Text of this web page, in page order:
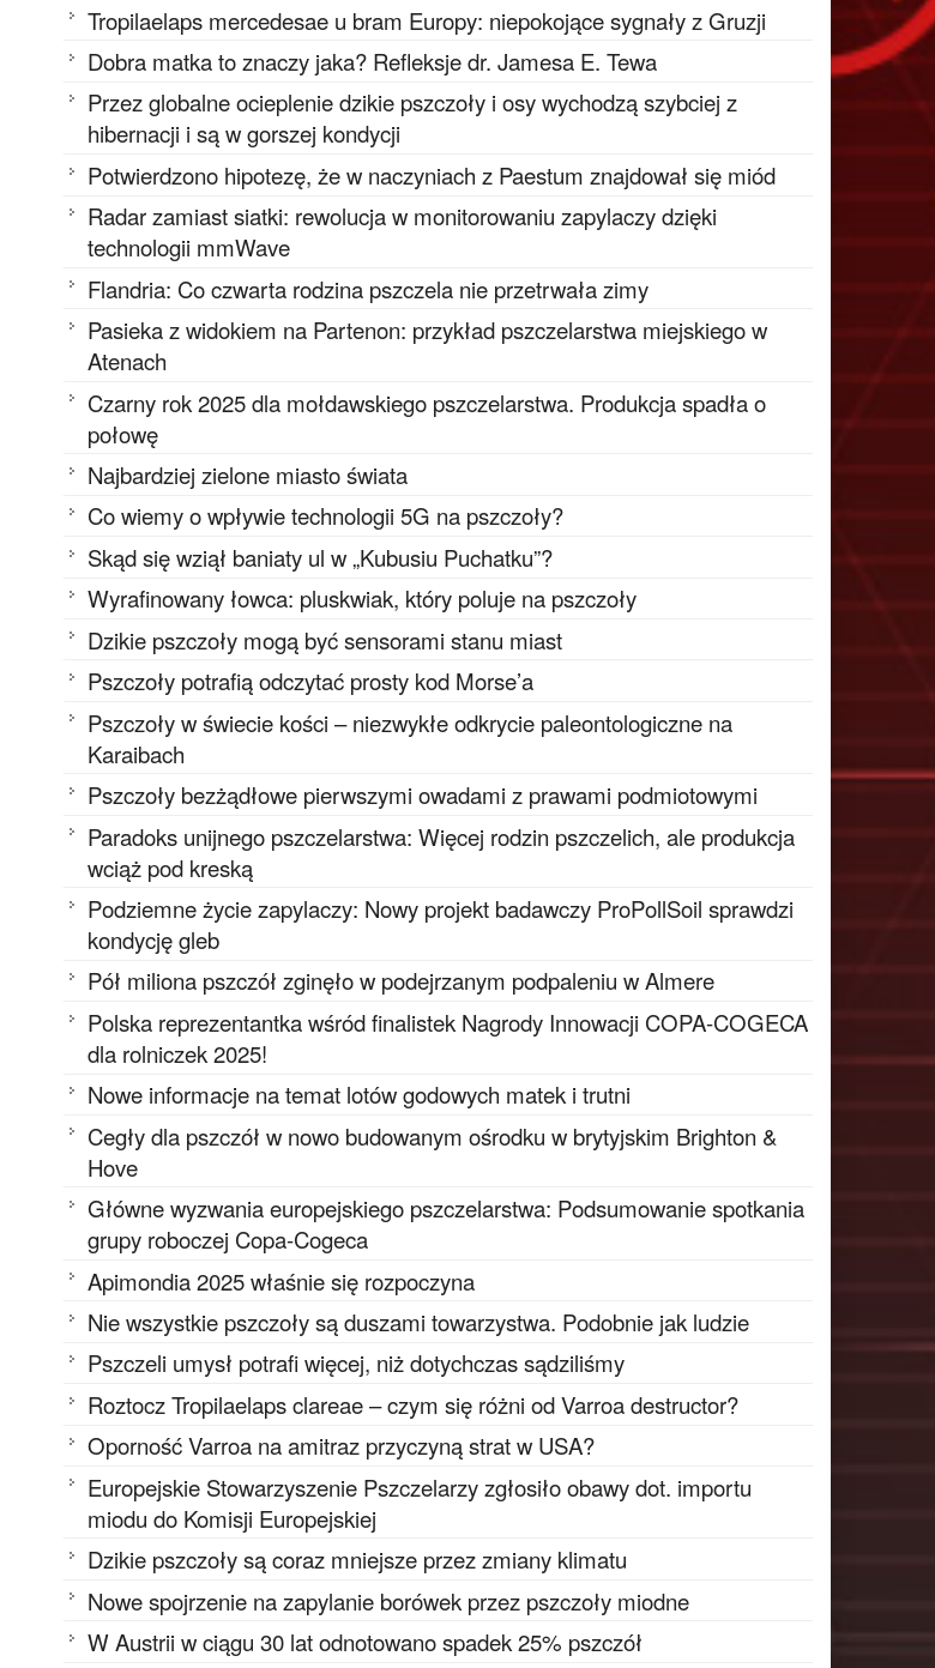
Tropilaelaps mercedesae u bram Europy: niepokojące sygnały z Gruzji
Dobra matka to znaczy jaka? Refleksje dr. Jamesa E. Tewa
Przez globalne ocieplenie dzikie pszczoły i osy wychodzą szybciej z
hibernacji i są w gorszej kondycji
Potwierdzono hipotezę, że w naczyniach z Paestum znajdował się miód
Radar zamiast siatki: rewolucja w monitorowaniu zapylaczy dzięki
technologii mmWave
Flandria: Co czwarta rodzina pszczela nie przetrwała zimy
Pasieka z widokiem na Partenon: przykład pszczelarstwa miejskiego w
Atenach
Czarny rok 2025 dla mołdawskiego pszczelarstwa. Produkcja spadła o
połowę
Najbardziej zielone miasto świata
Co wiemy o wpływie technologii 5G na pszczoły?
Skąd się wziął baniaty ul w „Kubusiu Puchatku”?
Wyrafinowany łowca: pluskwiak, który poluje na pszczoły
Dzikie pszczoły mogą być sensorami stanu miast
Pszczoły potrafią odczytać prosty kod Morse’a
Pszczoły w świecie kości – niezwykłe odkrycie paleontologiczne na
Karaibach
Pszczoły bezżądłowe pierwszymi owadami z prawami podmiotowymi
Paradoks unijnego pszczelarstwa: Więcej rodzin pszczelich, ale produkcja
wciąż pod kreską
Podziemne życie zapylaczy: Nowy projekt badawczy ProPollSoil sprawdzi
kondycję gleb
Pół miliona pszczół zginęło w podejrzanym podpaleniu w Almere
Polska reprezentantka wśród finalistek Nagrody Innowacji COPA-COGECA
dla rolniczek 2025!
Nowe informacje na temat lotów godowych matek i trutni
Cegły dla pszczół w nowo budowanym ośrodku w brytyjskim Brighton &
Hove
Główne wyzwania europejskiego pszczelarstwa: Podsumowanie spotkania
grupy roboczej Copa-Cogeca
Apimondia 2025 właśnie się rozpoczyna
Nie wszystkie pszczoły są duszami towarzystwa. Podobnie jak ludzie
Pszczeli umysł potrafi więcej, niż dotychczas sądziliśmy
Roztocz Tropilaelaps clareae – czym się różni od Varroa destructor?
Oporność Varroa na amitraz przyczyną strat w USA?
Europejskie Stowarzyszenie Pszczelarzy zgłosiło obawy dot. importu
miodu do Komisji Europejskiej
Dzikie pszczoły są coraz mniejsze przez zmiany klimatu
Nowe spojrzenie na zapylanie borówek przez pszczoły miodne
W Austrii w ciągu 30 lat odnotowano spadek 25% pszczół